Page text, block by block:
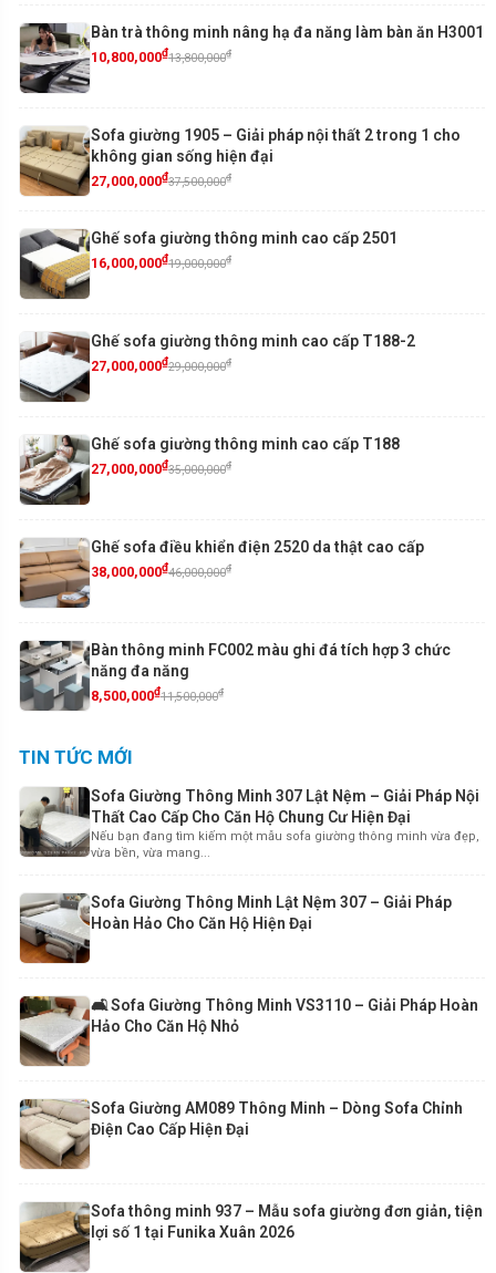
Bàn trà thông minh nâng hạ đa năng làm bàn ăn H3001
10,800,000₫13,800,000₫
Sofa giường 1905 – Giải pháp nội thất 2 trong 1 cho
không gian sống hiện đại
27,000,000₫37,500,000₫
Ghế sofa giường thông minh cao cấp 2501
16,000,000₫19,000,000₫
Ghế sofa giường thông minh cao cấp T188-2
27,000,000₫29,000,000₫
Ghế sofa giường thông minh cao cấp T188
27,000,000₫35,000,000₫
Ghế sofa điều khiển điện 2520 da thật cao cấp
38,000,000₫46,000,000₫
Bàn thông minh FC002 màu ghi đá tích hợp 3 chức
năng đa năng
8,500,000₫11,500,000₫
TIN TỨC MỚI
Sofa Giường Thông Minh 307 Lật Nệm – Giải Pháp Nội
Thất Cao Cấp Cho Căn Hộ Chung Cư Hiện Đại
Nếu bạn đang tìm kiếm một mẫu sofa giường thông minh vừa đẹp,
vừa bền, vừa mang...
Sofa Giường Thông Minh Lật Nệm 307 – Giải Pháp
Hoàn Hảo Cho Căn Hộ Hiện Đại
🛋️ Sofa Giường Thông Minh VS3110 – Giải Pháp Hoàn
Hảo Cho Căn Hộ Nhỏ
Sofa Giường AM089 Thông Minh – Dòng Sofa Chỉnh
Điện Cao Cấp Hiện Đại
Sofa thông minh 937 – Mẫu sofa giường đơn giản, tiện
lợi số 1 tại Funika Xuân 2026